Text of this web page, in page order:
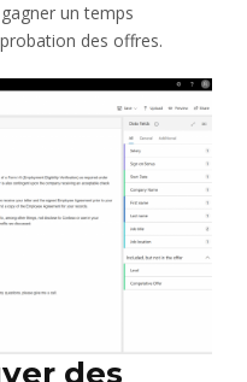
un temps
des offres.
des